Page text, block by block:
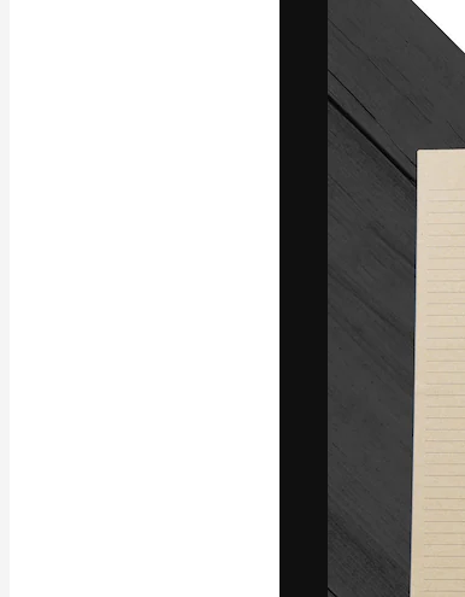
แบบจำลอง 3 มิติ
แพล
ที่สุด
ครอ
โอ